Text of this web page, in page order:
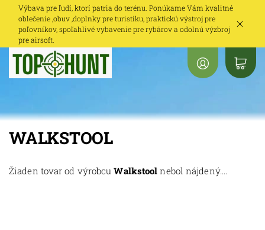
Výbava pre ľudí, ktorí patria do terénu. Ponúkame Vám kvalitné
oblečenie ,obuv ,doplnky pre turistiku, praktickú výstroj pre
poľovníkov, spoľahlivé vybavenie pre rybárov a odolnú výzbroj
pre airsoft.
WALKSTOOL
Žiaden tovar od výrobcuWalkstool nebol nájdený....